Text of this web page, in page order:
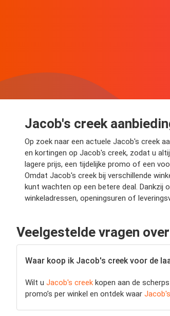
Jacob's creek
Op zoek naar een actuele Jacob's creek
en kortingen op Jacob's creek, zodat u
lagere prijs, een tijdelijke promo of een
Omdat Jacob's creek bij verschillende
kunt wachten op een betere deal.
winkeladressen, openingsuren of
Veelgestelde vragen
Waar koop ik Jacob's creek voor de
Wilt u Jacob's creek kopen aan de
promo’s per winkel en ontdek waar